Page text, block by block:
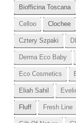
Biofficina Toscana
Celloo Clochee
Cztery Szpaki
Derma Eco Baby
Eco Cosmetics
Eliah Sahil
Fluff Fresh Line